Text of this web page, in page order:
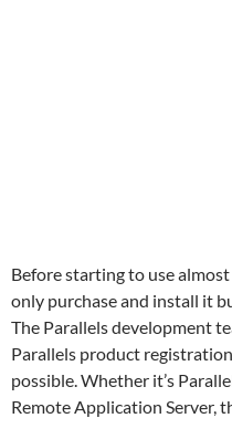
Before starting to use
only purchase and install it
The Parallels development
Parallels product
possible. Whether it’s
Remote Application Server,